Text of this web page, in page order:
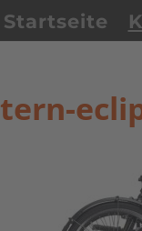
Startseite
tern-